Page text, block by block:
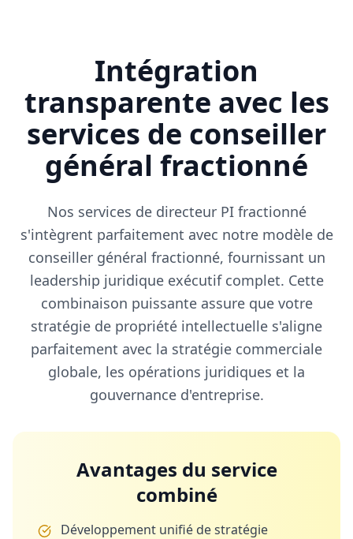
Intégration
transparente avec les
services de conseiller
général fractionné
Nos services de directeur PI fractionné
s'intègrent parfaitement avec notre modèle de
conseiller général fractionné, fournissant un
leadership juridique exécutif complet. Cette
combinaison puissante assure que votre
stratégie de propriété intellectuelle s'aligne
parfaitement avec la stratégie commerciale
globale, les opérations juridiques et la
gouvernance d'entreprise.
Avantages du service
combiné
Développement unifié de stratégie